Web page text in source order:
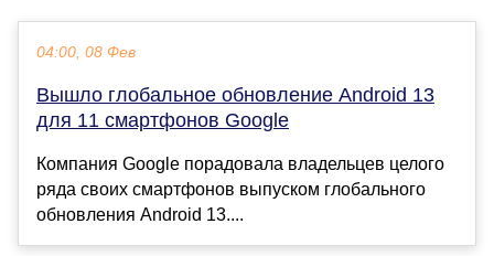
04:00, 08 Фев
Вышло глобальное обновление Android 13
для 11 смартфонов Google
Компания Google порадовала владельцев целого
ряда своих смартфонов выпуском глобального
обновления Android 13....